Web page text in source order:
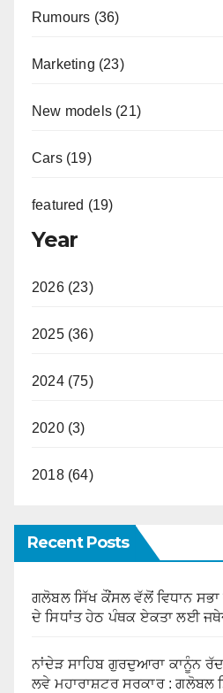
Rumours (36)
Marketing (23)
New models (21)
Cars (19)
featured (19)
Year
2026 (23)
2025 (36)
2024 (75)
2020 (3)
2018 (64)
Recent Posts
ਗਲੋਬਲ ਸਿੱਖ ਕੌਂਸਲ ਵੱਲੋਂ ਵਿਧਾਨ ਸਭਾ
ਦੇ ਸਿਧਾਂਤ ਹੇਠ ਪੰਥਕ ਏਕਤਾ ਲਈ
ਨਾਂਦੇੜ ਸਾਹਿਬ ਗੁਰਦੁਆਰਾ ਕਾਨੂੰਨ
ਲਵੇ ਮਹਾਰਾਸ਼ਟਰ ਸਰਕਾਰ : ਗਲੋਬਲ